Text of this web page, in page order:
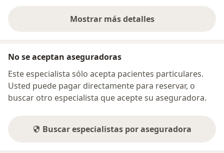
Mostrar más detalles
sobre la dirección
No se aceptan aseguradoras
Este especialista sólo acepta pacientes particulares.
Usted puede pagar directamente para reservar, o
buscar otro especialista que acepte su aseguradora.
Buscar especialistas por aseguradora